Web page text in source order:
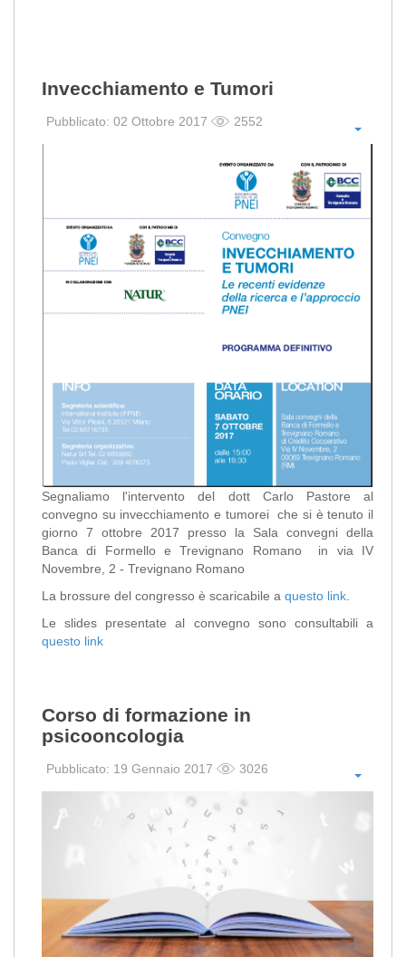
Invecchiamento e Tumori
Pubblicato: 02 Ottobre 2017 2552
Segnaliamo l'intervento del dott Carlo Pastore al
convegno su invecchiamento e tumorei che si è tenuto il
giorno 7 ottobre 2017 presso la Sala convegni della
Banca di Formello e Trevignano Romano in via IV
Novembre, 2 - Trevignano Romano
La brossure del congresso è scaricabile a questo link
Le slides presentate al convegno sono consultabili a
questo link
Corso di formazione in
psicooncologia
Pubblicato: 19 Gennaio 2017 3026